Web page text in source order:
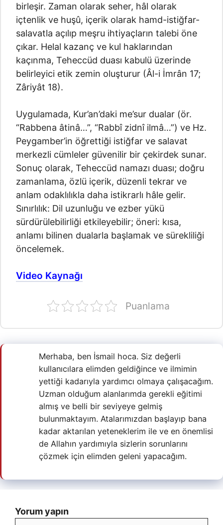
birleşir. Zaman olarak seher, hâl olarak
içtenlik ve huşû, içerik olarak hamd-istiğfar-
salavatla açılıp meşru ihtiyaçların talebi öne
çıkar. Helal kazanç ve kul haklarından
kaçınma, Teheccüd duası kabulü üzerinde
belirleyici etik zemin oluşturur (Âl-i İmrân 17;
Zâriyât 18).
Uygulamada, Kur’an’daki me’sur dualar (ör.
“Rabbena âtinâ…”, “Rabbî zidnî ilmâ…”) ve Hz.
Peygamber’in öğrettiği istiğfar ve salavat
merkezli cümleler güvenilir bir çekirdek sunar.
Sonuç olarak, Teheccüd namazı duası; doğru
zamanlama, özlü içerik, düzenli tekrar ve
anlam odaklılıkla daha istikrarlı hâle gelir.
Sınırlılık: Dil uzunluğu ve ezber yükü
sürdürülebilirliği etkileyebilir; öneri: kısa,
anlamı bilinen dualarla başlamak ve sürekliliği
öncelemek.
Video Kaynağı
Puanlama
Merhaba, ben İsmail hoca. Siz değerli
kullanıcılara elimden geldiğince ve ilmimin
yettiği kadarıyla yardımcı olmaya çalışacağım.
Uzman olduğum alanlarımda gerekli eğitimi
almış ve belli bir seviyeye gelmiş
bulunmaktayım. Atalarımızdan başlayıp bana
kadar aktarılan yeteneklerim ile ve en önemlisi
de Allahın yardımıyla sizlerin sorunlarını
çözmek için elimden geleni yapacağım.
Yorum yapın